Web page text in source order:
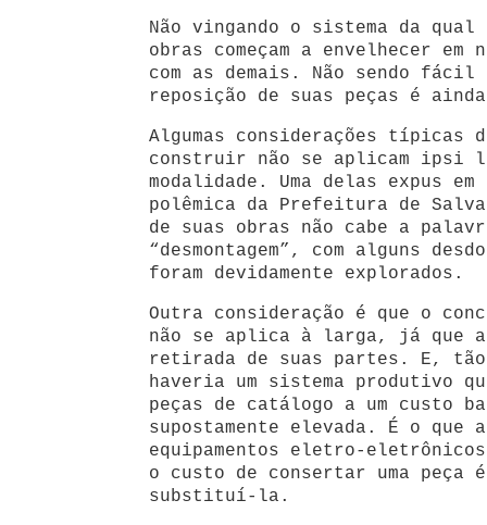
Não vingando o sistema da
obras começam a envelhecer em
com as demais. Não sendo fácil
reposição de suas peças é
Algumas considerações típicas
construir não se aplicam ipsi
modalidade. Uma delas expus
polêmica da Prefeitura de
de suas obras não cabe a
“desmontagem”, com alguns
foram devidamente explorados.
Outra consideração é que o
não se aplica à larga, já que a
retirada de suas partes. E,
haveria um sistema produtivo
peças de catálogo a um custo
supostamente elevada. É o que
equipamentos eletro-eletrônicos
o custo de consertar uma peça
substituí-la.